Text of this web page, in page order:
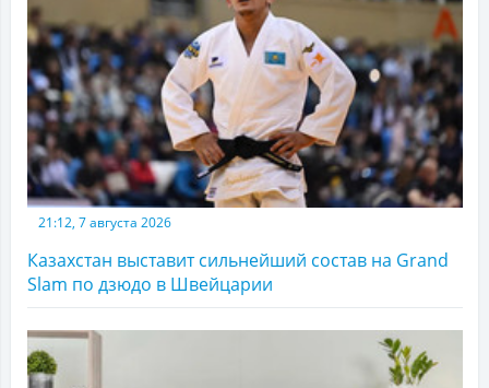
21:12, 7 августа 2026
Казахстан выставит сильнейший состав на Grand
Slam по дзюдо в Швейцарии